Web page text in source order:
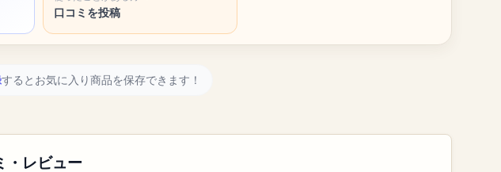
口コミを投稿
するとお気に入り商品を保存できます！
・レビュー